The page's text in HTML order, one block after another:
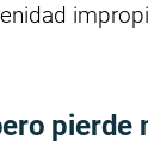
pierde